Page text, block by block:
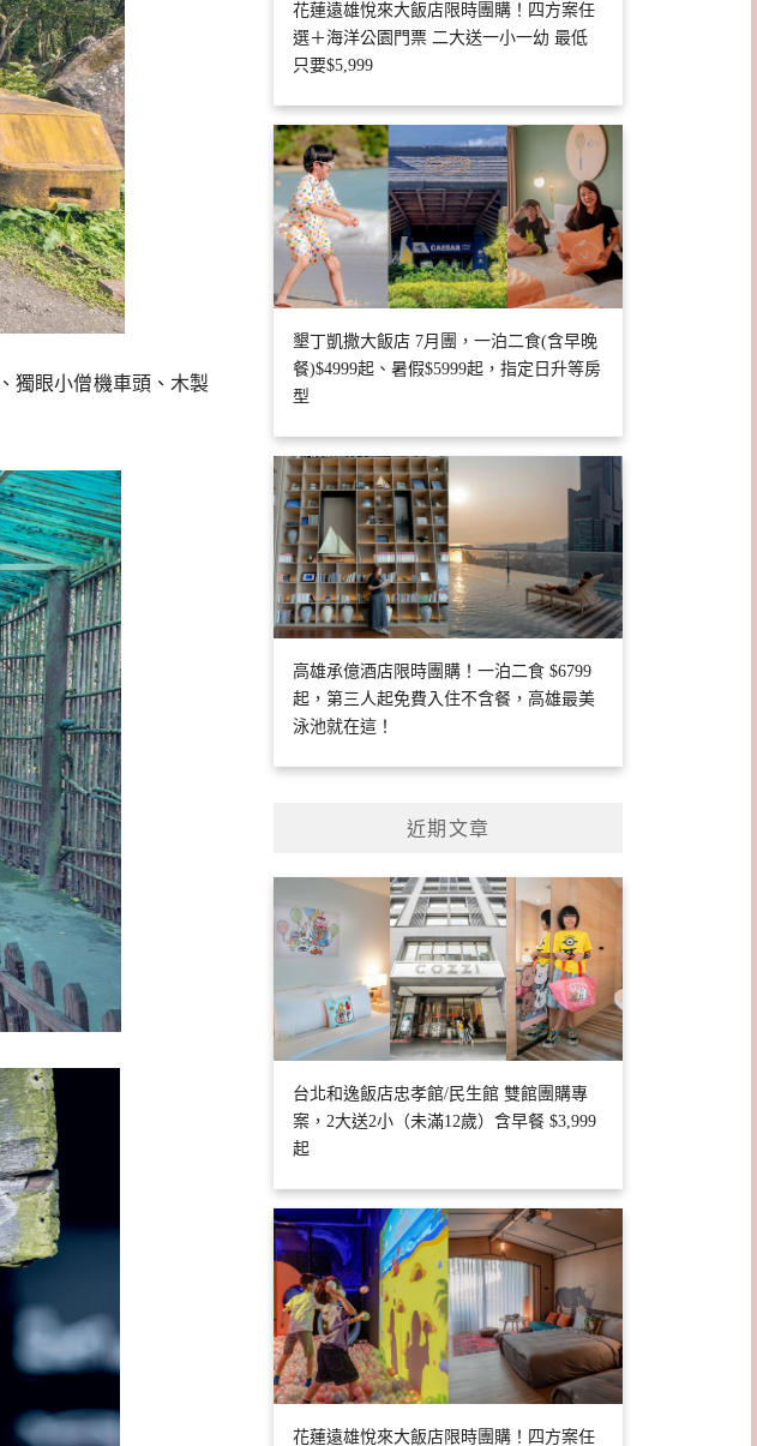
獨眼小僧機車頭、木製
花蓮遠雄悅來大飯店限時團購！四方案任
選＋海洋公園門票 二大送一小一幼 最低
只要$5,999
墾丁凱撒大飯店 7月團，一泊二食(含早晚
餐)$4999起、暑假$5999起，指定日升等房
型
高雄承億酒店限時團購！一泊二食 $6799
起，第三人起免費入住不含餐，高雄最美
泳池就在這！
近期文章
台北和逸飯店忠孝館/民生館 雙館團購專
案，2大送2小（未滿12歲）含早餐 $3,999
起
花蓮遠雄悅來大飯店限時團購！四方案任